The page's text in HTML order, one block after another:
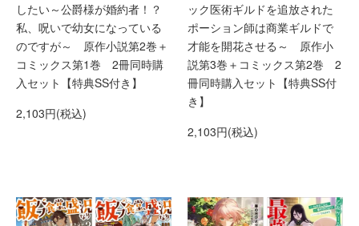
したい～公爵様が婚約者！？
私、呪いで幼女になっている
のですが～ 原作小説第2巻＋
コミックス第1巻 2冊同時購
入セット【特典SS付き】
2,103円(税込)
ック医術ギルドを追放された
ポーション師は商業ギルドで
才能を開花させる～ 原作小
説第3巻＋コミックス第2巻 2
冊同時購入セット【特典SS付
き】
2,103円(税込)